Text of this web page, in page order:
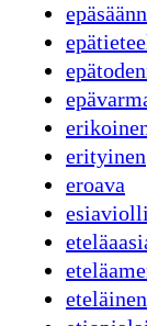
erityinen
eroava
eteläinen